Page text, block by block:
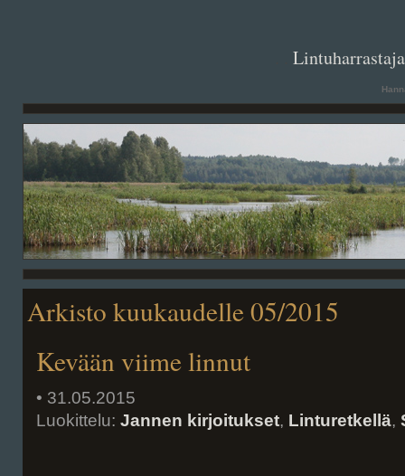
Arkisto kuukaudelle 05/2015
Kevään viime linnut
• 31.05.2015
Luokittelu: Jannen kirjoitukset, Linturetkellä,